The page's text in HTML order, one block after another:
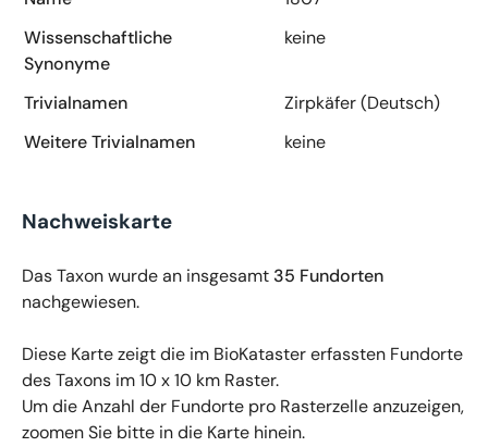
Wissenschaftliche
Synonyme
keine
Trivialnamen
Zirpkäfer (Deutsch)
Weitere Trivialnamen
keine
Nachweiskarte
Das Taxon wurde an insgesamt 35 Fundorten
nachgewiesen.
Diese Karte zeigt die im BioKataster erfassten Fundorte
des Taxons im 10 x 10 km Raster.
Um die Anzahl der Fundorte pro Rasterzelle anzuzeigen,
zoomen Sie bitte in die Karte hinein.